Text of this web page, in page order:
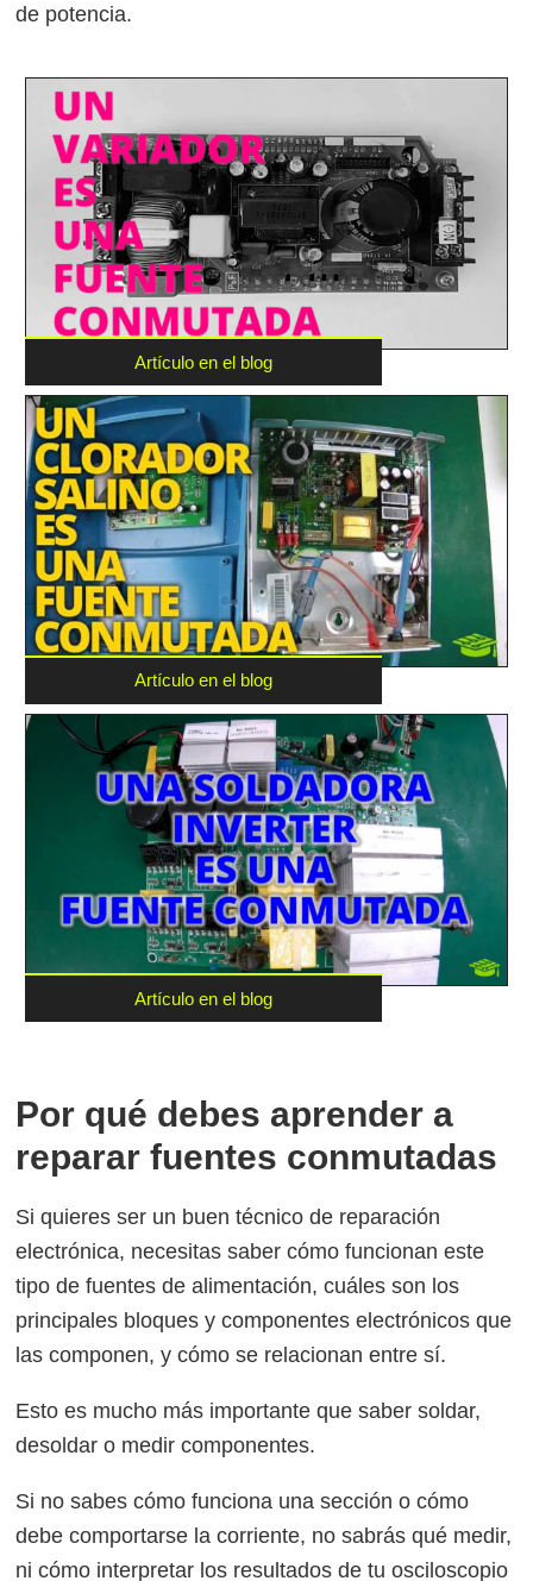
de potencia.
Artículo en el blog
Artículo en el blog
Artículo en el blog
Por qué debes aprender a
reparar fuentes conmutadas
Si quieres ser un buen técnico de reparación
electrónica, necesitas saber cómo funcionan este
tipo de fuentes de alimentación, cuáles son los
principales bloques y componentes electrónicos que
las componen, y cómo se relacionan entre sí.
Esto es mucho más importante que saber soldar,
desoldar o medir componentes.
Si no sabes cómo funciona una sección o cómo
debe comportarse la corriente, no sabrás qué medir,
ni cómo interpretar los resultados de tu osciloscopio